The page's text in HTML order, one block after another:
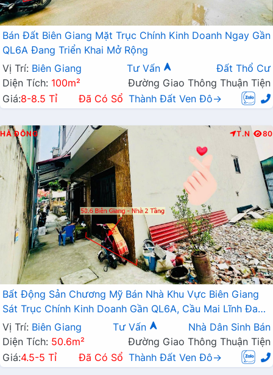
Bán Đất Biên Giang Mặt Trục Chính Kinh Doanh Ngay Gần
QL6A Đang Triển Khai Mở Rộng
Vị Trí: Biên Giang Tư Vấn
Đất Thổ Cư
Diện Tích: 100m²
Đường Giao Thông Thuận Tiện
Giá:8-8.5 Tỉ Đã Có Sổ Thành Đất Ven Đô→
HÀ ĐÔNG T.N 80
Bất Động Sản Chương Mỹ Bán Nhà Khu Vực Biên Giang
Sát Trục Chính Kinh Doanh Gần QL6A, Cầu Mai Lĩnh Đang
Mở Rộng
Vị Trí: Biên Giang Tư Vấn
Nhà Dân Sinh Bán
Diện Tích: 50.6m²
Đường Giao Thông Thuận Tiện
Giá:4.5-5 Tỉ Đã Có Sổ Thành Đất Ven Đô→